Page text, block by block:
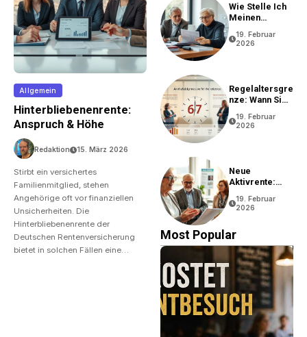
Allgemein
Hinterbliebenenrente:
Anspruch & Höhe
Redaktion 15. März 2026
Stirbt ein versichertes
Familienmitglied, stehen
Angehörige oft vor finanziellen
Unsicherheiten. Die
Hinterbliebenenrente der
Deutschen Rentenversicherung
bietet in solchen Fällen eine…
Wie Stelle Ich
Meinen
19. Februar
2026
Regelaltersgre
Nze: Wann Sie
Können
19. Februar
2026
Neue
Aktivrente:
Bedingungen
19. Februar
2026
Most Popular